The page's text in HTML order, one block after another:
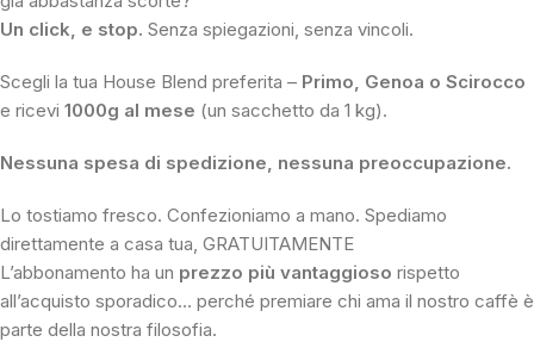
Un click, e stop. Senza spiegazioni, senza vincoli.
Scegli la tua House Blend preferita – Primo, Genoa o Scirocco
e ricevi 1000g al mese (un sacchetto da 1 kg).
Nessuna spesa di spedizione, nessuna preoccupazione.
Lo tostiamo fresco. Confezioniamo a mano. Spediamo
direttamente a casa tua, GRATUITAMENTE
L’abbonamento ha un prezzo più vantaggioso rispetto
all’acquisto sporadico… perché premiare chi ama il nostro caffè è
parte della nostra filosofia.